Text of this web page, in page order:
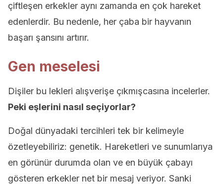
çiftleşen erkekler aynı zamanda en çok hareket
edenlerdir. Bu nedenle, her çaba bir hayvanın
başarı şansını artırır.
Gen meselesi
Dişiler bu lekleri alışverişe çıkmışcasına incelerler.
Peki eşlerini nasıl seçiyorlar?
Doğal dünyadaki tercihleri tek bir kelimeyle
özetleyebiliriz: genetik. Hareketleri ve sunumlarıya
en görünür durumda olan ve en büyük çabayı
gösteren erkekler net bir mesaj veriyor. Sanki